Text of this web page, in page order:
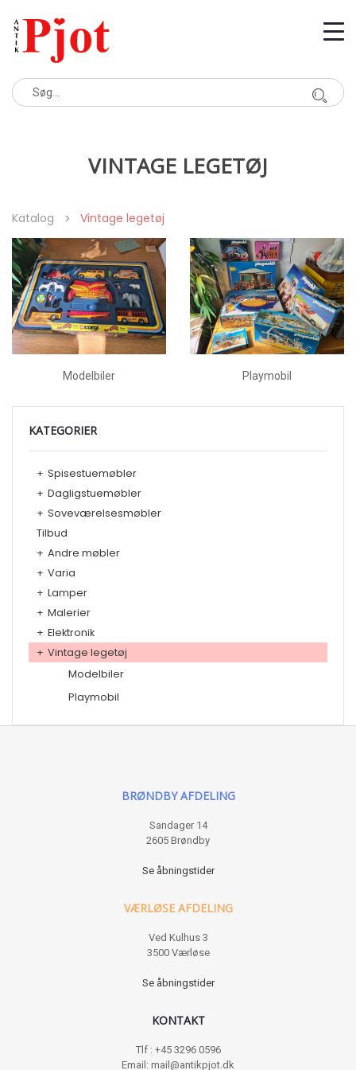
VINTAGE LEGETØJ
Katalog Vintage legetøj
Modelbiler Playmobil
KATEGORIER
+ Spisestuemøbler
+ Dagligstuemøbler
+ Soveværelsesmøbler
Tilbud
+ Andre møbler
+ Varia
+ Lamper
+ Malerier
+ Elektronik
+ Vintage legetøj
Modelbiler
Playmobil
BRØNDBY AFDELING
Sandager 14
2605 Brøndby
Se åbningstider
VÆRLØSE AFDELING
Ved Kulhus 3
3500 Værløse
Se åbningstider
KONTAKT
Tlf : +45 3296 0596
Email: mail@antikpjot.dk